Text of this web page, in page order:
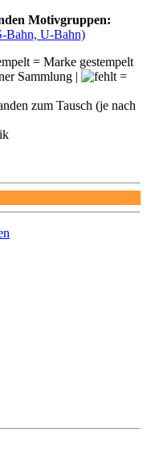
Motivgruppen:
Bahn, U-Bahn)
= Marke gestempelt
Sammlung |
=
zum Tausch (je nach